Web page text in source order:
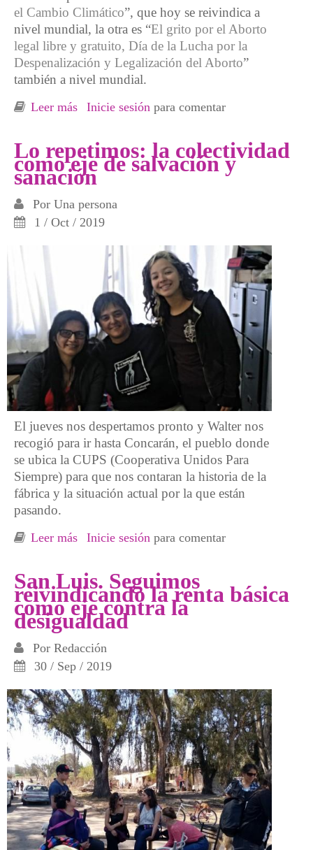
el Cambio Climático”, que hoy se reivindica a
nivel mundial, la otra es “El grito por el Aborto
legal libre y gratuito, Día de la Lucha por la
Despenalización y Legalización del Aborto”
también a nivel mundial.
Leer más sobre Jornada de… Puertas abiertas
Inicie sesión para comentar
Lo repetimos: la colectividad
como eje de salvación y
sanación
Por Una persona
1 / Oct / 2019
El jueves nos despertamos pronto y Walter nos
recogió para ir hasta Concarán, el pueblo donde
se ubica la CUPS (Cooperativa Unidos Para
Siempre) para que nos contaran la historia de la
fábrica y la situación actual por la que están
pasando.
Leer más sobre Lo repetimos: la colectividad como eje
Inicie sesión para comentar
San Luis. Seguimos
reivindicando la renta básica
como eje contra la
desigualdad
Por Redacción
30 / Sep / 2019